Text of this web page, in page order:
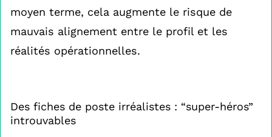
moyen terme, cela augmente le risque de
mauvais alignement entre le profil et les
réalités opérationnelles.
Des fiches de poste irréalistes : “super-héros”
introuvables